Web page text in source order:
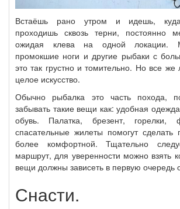
Встаёшь рано утром и идешь,
проходишь сквозь терни, постоянно
ожидая клева на одной локации.
промокшие ноги и другие рыбаки с
это так грустно и томительно. Но все
целое искусство.
Обычно рыбалка это часть похода,
забывать такие вещи как: удобная
обувь. Палатка, брезент, горелки,
спасательные жилеты помогут
более комфортной. Тщательно
маршрут, для уверенности можно взять
вещи должны зависеть в первую очередь
Снасти.